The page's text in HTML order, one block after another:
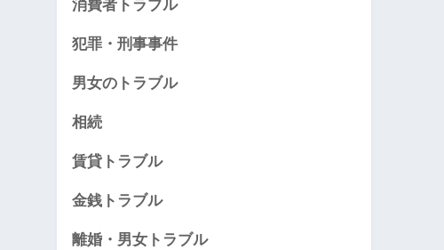
消費者トラブル
犯罪・刑事事件
男女のトラブル
相続
賃貸トラブル
金銭トラブル
離婚・男女トラブル